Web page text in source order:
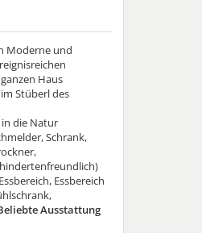
Moderne und
Haus
Stüberl des
in die Natur
Schrank,
Essbereich
Ausstattung